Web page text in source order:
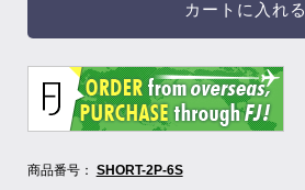
カートに入れる
商品番号： SHORT-2P-6S